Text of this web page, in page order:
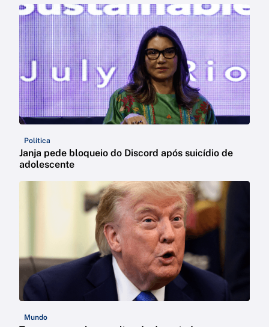
Política
Janja pede bloqueio do Discord após suicídio de
adolescente
Mundo